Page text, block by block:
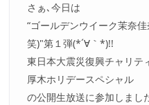
さぁ､今日は
“ゴールデンウイーク茉奈
笑)"第１弾(*´∀｀*)!!
東日本大震災復興チャリテ
厚木ホリデースペシャル
の公開生放送に参加しまし